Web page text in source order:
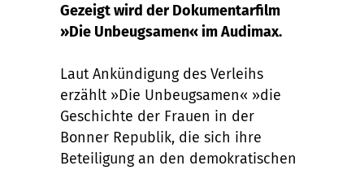
Gezeigt wird der Dokumentarfilm
»Die Unbeugsamen« im Audimax.
Laut Ankündigung des Verleihs
erzählt »Die Unbeugsamen« »die
Geschichte der Frauen in der
Bonner Republik, die sich ihre
Beteiligung an den demokratischen